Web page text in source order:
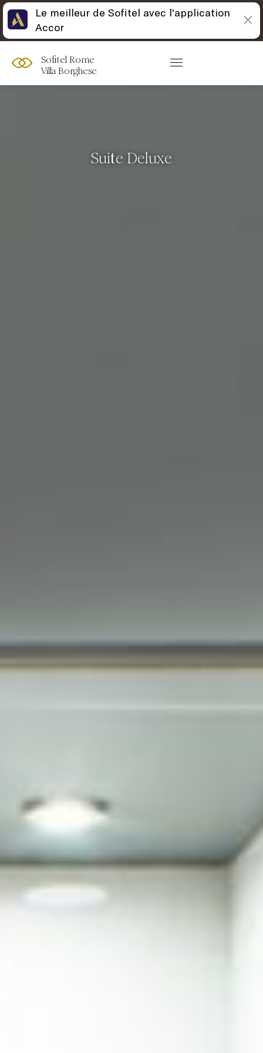
Sofitel Rome
Villa Borghese
Suite Deluxe
Le meilleur de Sofitel avec l'application
Accor